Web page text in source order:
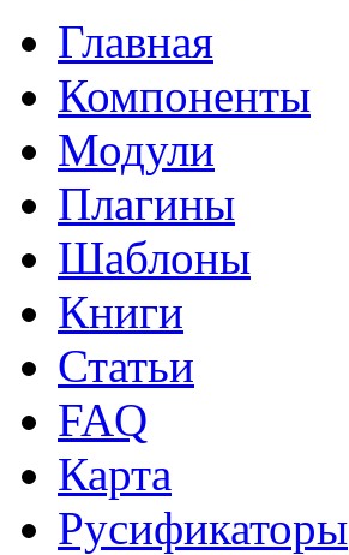
Главная
Компоненты
Модули
Плагины
Шаблоны
Книги
Статьи
FAQ
Карта
Русификаторы